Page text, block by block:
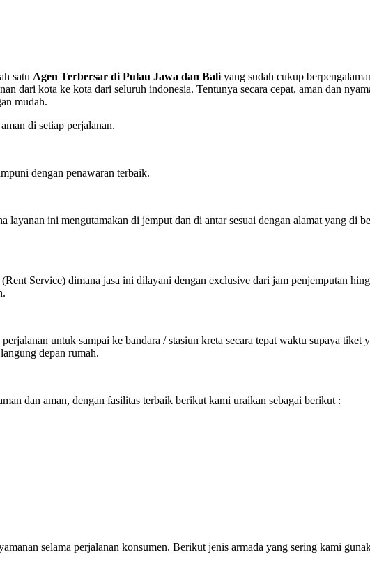
satu Agen Terbersar di Pulau Jawa dan Baliyang sudah cukup
dari kota ke kota dari seluruh indonesia. Tentunya secara cepat, aman dan
mudah.
di setiap perjalanan.
dengan penawaran terbaik.
layanan ini mengutamakan di jemput dan di antar sesuai dengan alamat yang di
Service) dimana jasa ini dilayani dengan exclusive dari jam penjemputan
untuk sampai ke bandara / stasiun kreta secara tepat waktu supaya tiket
depan rumah.
dan aman, dengan fasilitas terbaik berikut kami uraikan sebagai berikut :
selama perjalanan konsumen. Berikut jenis armada yang sering kami